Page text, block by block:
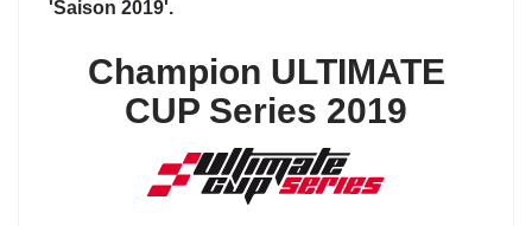
'Saison 2019'.
Champion ULTIMATE
CUP Series 2019